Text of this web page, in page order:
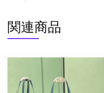
イ
ン
ッ
2633475
関連商品